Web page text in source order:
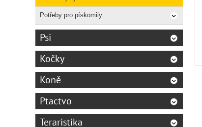
Potřeby pro pískomily
Psi
Kočky
Koně
Ptactvo
Teraristika